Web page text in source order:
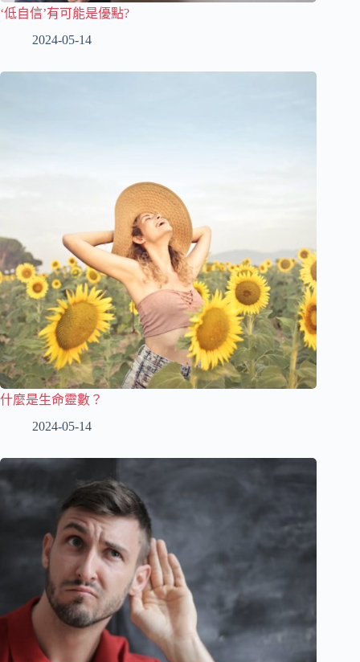
‘低自信’有可能是優點?
2024-05-14
什麼是生命靈數？
2024-05-14